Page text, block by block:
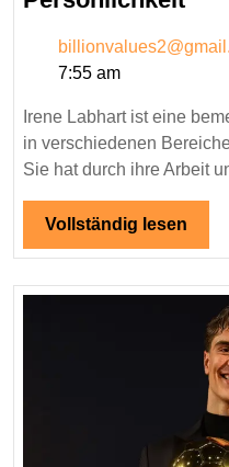
–
und
der
7:55 am
Irene Labhart ist eine
in verschiedenen
Sie hat durch ihre Arbeit
Vollständig lesen
lesen